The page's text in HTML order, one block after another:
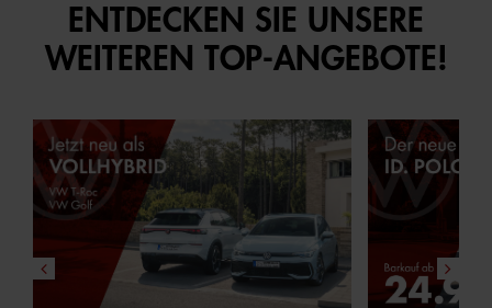
ENTDECKEN SIE UNSERE
WEITEREN TOP-ANGEBOTE!